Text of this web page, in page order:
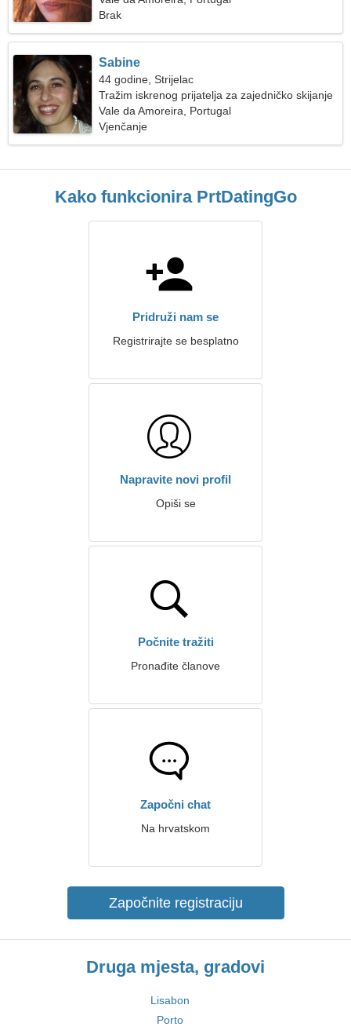
Brak
Sabine
44 godine, Strijelac
Tražim iskrenog prijatelja za zajedničko skijanje
Vale da Amoreira, Portugal
Vjenčanje
Kako funkcionira PrtDatingGo
Pridruži nam se
Registrirajte se besplatno
Napravite novi profil
Opiši se
Počnite tražiti
Pronađite članove
Započni chat
Na hrvatskom
Započnite registraciju
Druga mjesta, gradovi
Lisabon
Porto